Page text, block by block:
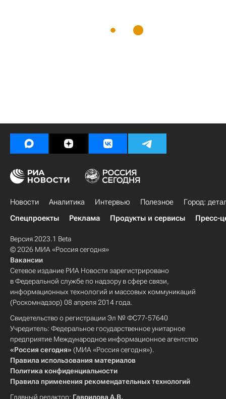
Новости Аналитика Интервью Полезное
Город:
Спецпроекты
Реклама Продукты и сервисы Пресс-
Версия 2023.1 Beta
© 2026 МИА «Россия сегодня»
Вакансии
Сетевое издание РИА Новости зарегистрировано
в Федеральной службе по надзору в сфере связи,
информационных технологий и массовых коммуникаций
(Роскомнадзор) 08 апреля 2014 года.
Свидетельство о регистрации Эл № ФС77-57640
Учредитель: Федеральное государственное унитарное
предприятие Международное информационное агентство
«Россия сегодня» (МИА «Россия сегодня»).
Правила использования материалов
Политика конфиденциальности
Правила применения рекомендательных технологий
Главный редактор: Гаврилова А.В.